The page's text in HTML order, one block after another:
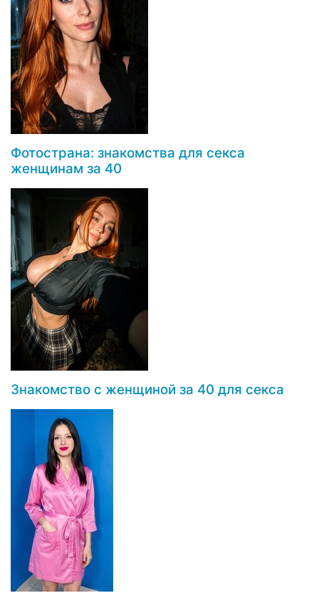
Фотострана: знакомства для секса
женщинам за 40
Знакомство с женщиной за 40 для секса